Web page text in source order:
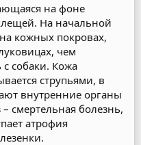
на фоне
На начальной
кожных покровах,
чем
собаки. Кожа
струпьями, в
внутренние органы
смертельная болезнь,
атрофия